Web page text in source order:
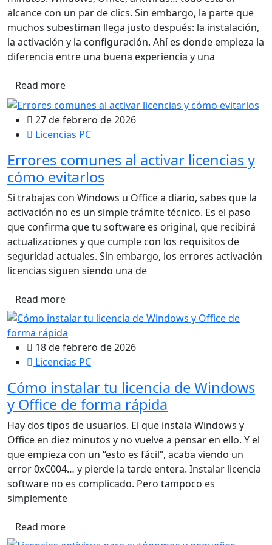
alcance con un par de clics. Sin embargo, la parte que
muchos subestiman llega justo después: la instalación,
la activación y la configuración. Ahí es donde empieza la
diferencia entre una buena experiencia y una
Read more
27 de febrero de 2026
Licencias PC
Errores comunes al activar licencias y
cómo evitarlos
Si trabajas con Windows u Office a diario, sabes que la
activación no es un simple trámite técnico. Es el paso
que confirma que tu software es original, que recibirá
actualizaciones y que cumple con los requisitos de
seguridad actuales. Sin embargo, los errores activación
licencias siguen siendo una de
Read more
18 de febrero de 2026
Licencias PC
Cómo instalar tu licencia de Windows
y Office de forma rápida
Hay dos tipos de usuarios. El que instala Windows y
Office en diez minutos y no vuelve a pensar en ello. Y el
que empieza con un “esto es fácil”, acaba viendo un
error 0xC004… y pierde la tarde entera. Instalar licencia
software no es complicado. Pero tampoco es
simplemente
Read more